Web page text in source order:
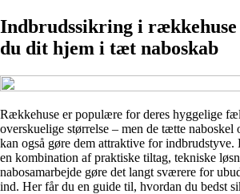
Indbrudssikring i rækkehuse
du dit hjem i tæt naboskab
Rækkehuse er populære for deres hyggelige
overskuelige størrelse – men de tætte naboskel
kan også gøre dem attraktive for
en kombination af praktiske tiltag, tekniske
nabosamarbejde gøre det langt sværere for
ind. Her får du en guide til, hvordan du bedst